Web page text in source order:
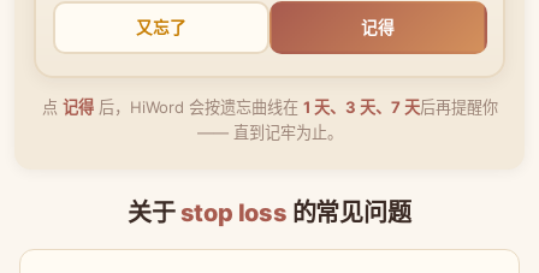
又忘了 记得
点 记得后，HiWord 会按遗忘曲线在 1 天、3 天、7 天后再提醒你
—— 直到记牢为止。
关于 stop loss 的常见问题